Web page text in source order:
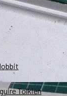
Tolkien